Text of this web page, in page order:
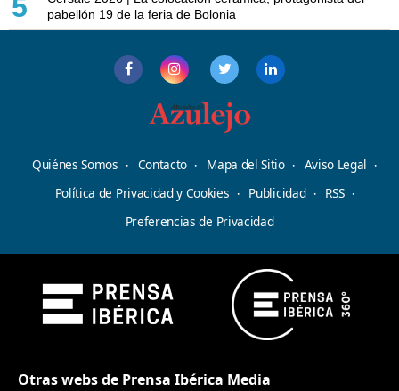
5
pabellón 19 de la feria de Bolonia
Quiénes Somos Contacto Mapa del Sitio
Aviso Legal
Política de Privacidad y Cookies
Publicidad
RSS
Preferencias de Privacidad
Otras webs de Prensa Ibérica Media